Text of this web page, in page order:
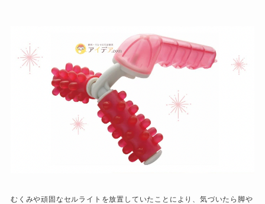
特定商取引法について
お問い合わせ
むくみや頑固なセルライトを放置していたことにより、気づいたら脚や